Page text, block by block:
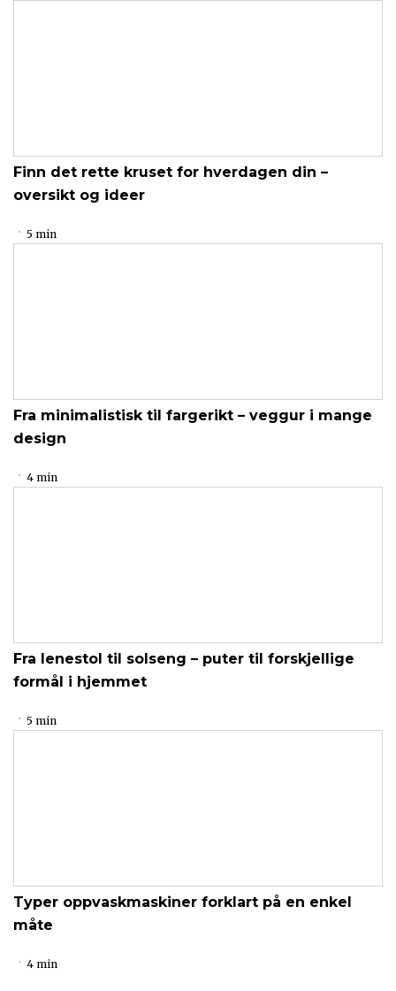
Finn det rette kruset for hverdagen din –
oversikt og ideer
5 min
Fra minimalistisk til fargerikt – veggur i mange
design
4 min
Fra lenestol til solseng – puter til forskjellige
formål i hjemmet
5 min
Typer oppvaskmaskiner forklart på en enkel
måte
4 min